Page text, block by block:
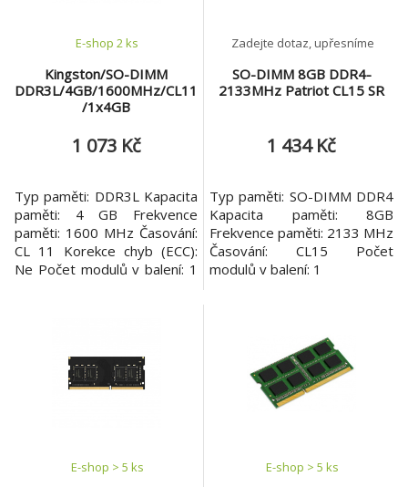
Kingston/SO-DIMM
DDR3L/4GB/1600MHz/CL11
/1x4GB
E-shop 2 ks
1 073 Kč
Typ paměti: DDR3L Kapacita
paměti: 4 GB Frekvence
paměti: 1600 MHz Časování:
CL 11 Korekce chyb (ECC):
Ne Počet modulů v balení: 1
SO-DIMM 8GB DDR4-
2133MHz Patriot CL15 SR
Zadejte dotaz, upřesníme
1 434 Kč
Typ paměti: SO-DIMM DDR4
Kapacita paměti: 8GB
Frekvence paměti: 2133 MHz
Časování: CL15 Počet
modulů v balení: 1
E-shop > 5 ks E-shop > 5 ks